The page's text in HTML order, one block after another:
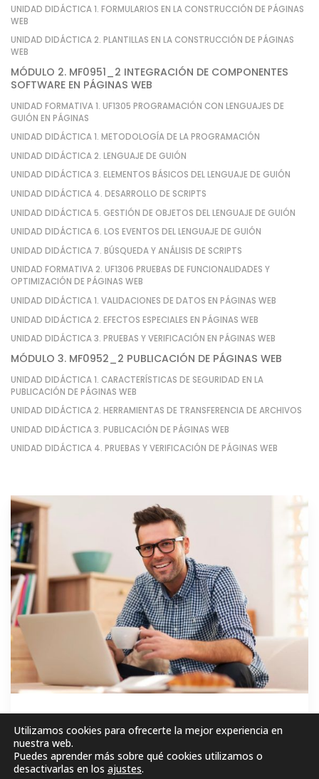
UNIDAD DIDÁCTICA 1. FORMULARIOS EN LA CONSTRUCCIÓN DE PÁGINAS
WEB
UNIDAD DIDÁCTICA 2. PLANTILLAS EN LA CONSTRUCCIÓN DE PÁGINAS
WEB
MÓDULO 2. MF0951_2 INTEGRACIÓN DE COMPONENTES
SOFTWARE EN PÁGINAS WEB
UNIDAD FORMATIVA 1. UF1305 PROGRAMACIÓN CON LENGUAJES DE
GUIÓN EN PÁGINAS
UNIDAD DIDÁCTICA 1. METODOLOGÍA DE LA PROGRAMACIÓN
UNIDAD DIDÁCTICA 2. LENGUAJE DE GUIÓN
UNIDAD DIDÁCTICA 3. ELEMENTOS BÁSICOS DEL LENGUAJE DE GUIÓN
UNIDAD DIDÁCTICA 4. DESARROLLO DE SCRIPTS
UNIDAD DIDÁCTICA 5. GESTIÓN DE OBJETOS DEL LENGUAJE DE GUIÓN
UNIDAD DIDÁCTICA 6. LOS EVENTOS DEL LENGUAJE DE GUIÓN
UNIDAD DIDÁCTICA 7. BÚSQUEDA Y ANÁLISIS DE SCRIPTS
UNIDAD FORMATIVA 2. UF1306 PRUEBAS DE FUNCIONALIDADES Y
OPTIMIZACIÓN DE PÁGINAS WEB
UNIDAD DIDÁCTICA 1. VALIDACIONES DE DATOS EN PÁGINAS WEB
UNIDAD DIDÁCTICA 2. EFECTOS ESPECIALES EN PÁGINAS WEB
UNIDAD DIDÁCTICA 3. PRUEBAS Y VERIFICACIÓN EN PÁGINAS WEB
MÓDULO 3. MF0952_2 PUBLICACIÓN DE PÁGINAS WEB
UNIDAD DIDÁCTICA 1. CARACTERÍSTICAS DE SEGURIDAD EN LA
PUBLICACIÓN DE PÁGINAS WEB
UNIDAD DIDÁCTICA 2. HERRAMIENTAS DE TRANSFERENCIA DE ARCHIVOS
UNIDAD DIDÁCTICA 3. PUBLICACIÓN DE PÁGINAS WEB
UNIDAD DIDÁCTICA 4. PRUEBAS Y VERIFICACIÓN DE PÁGINAS WEB
GRATIS
MATRICÚLESE AHORA!
Utilizamos cookies para ofrecerte la mejor experiencia en
nuestra web.
Puedes aprender más sobre qué cookies utilizamos o
desactivarlas en los ajustes.